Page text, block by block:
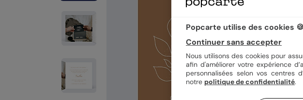
Popcarte utilise des cookies 🍪
Continuer sans accepter
Nous utilisons des cookies pour
afin d'améliorer votre expérience
personnalisées selon vos centres
notre politique de confidentialité.